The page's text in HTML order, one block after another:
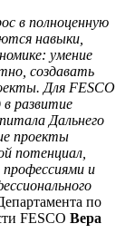
в полноценную
навыки,
умение
создавать
Для FESCO
развитие
Дальнего
проекты
потенциал,
и
по
FESCO Вера